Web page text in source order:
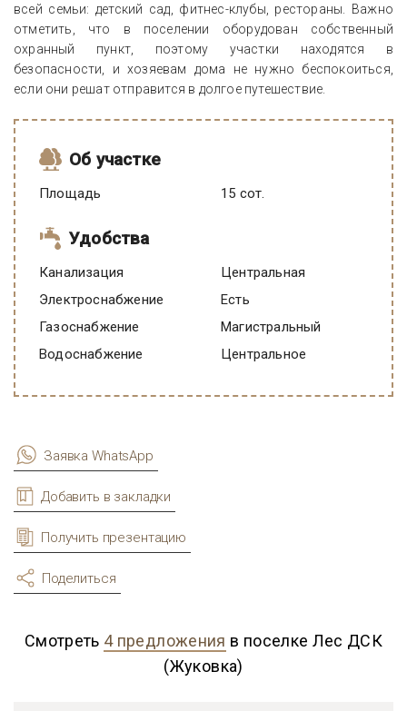
всей семьи: детский сад, фитнес-клубы, рестораны. Важно
отметить, что в поселении оборудован собственный
охранный пункт, поэтому участки находятся в
безопасности, и хозяевам дома не нужно беспокоиться,
если они решат отправится в долгое путешествие.
Об участке
Площадь 15 сот.
Удобства
Канализация
Центральная
Электроснабжение
есть
Газоснабжение
Магистральный
Водоснабжение
Центральное
Заявка WhatsApp
Добавить в закладки
Получить презентацию
Поделиться
Смотреть 4 предложения в поселке Лес ДСК
(Жуковка)